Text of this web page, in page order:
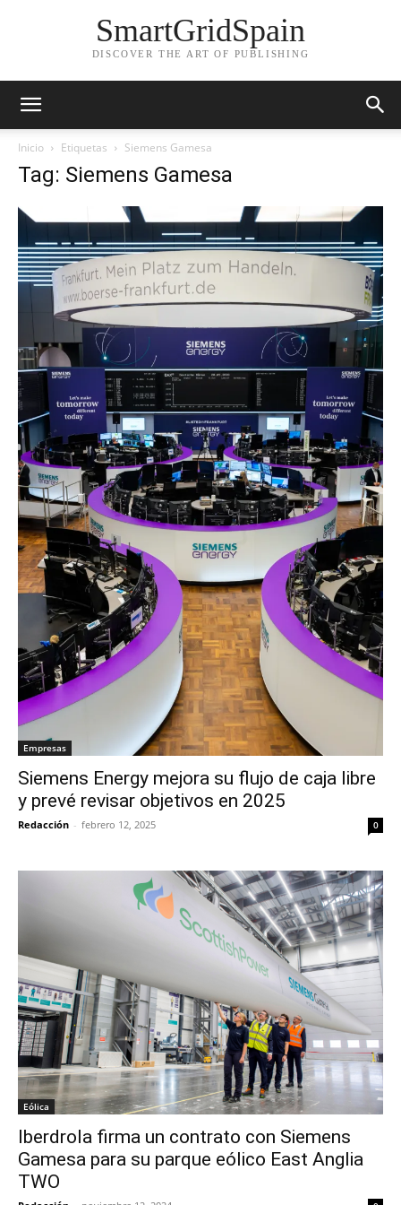
SmartGridSpain
DISCOVER THE ART OF PUBLISHING
Inicio Etiquetas Siemens Gamesa
Tag: Siemens Gamesa
Empresas
Siemens Energy mejora su flujo de caja libre
y prevé revisar objetivos en 2025
Redacción - febrero 12, 2025 0
Eólica
Iberdrola firma un contrato con Siemens
Gamesa para su parque eólico East Anglia
TWO